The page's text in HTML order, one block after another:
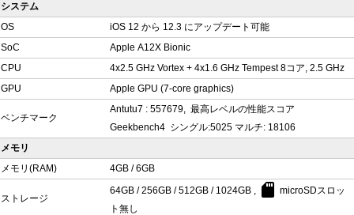
システム
OS
iOS 12 から 12.3 にアップデート可能
SoC
Apple A12X Bionic
CPU
4x2.5 GHz Vortex + 4x1.6 GHz Tempest 8コア, 2.5 GHz
GPU
Apple GPU (7-core graphics)
ベンチマーク
Antutu7 : 557679, 最高レベルの性能スコア
Geekbench4 シングル:5025 マルチ: 18106
メモリ
メモリ(RAM)
4GB / 6GB
ストレージ
64GB / 256GB / 512GB / 1024GB , sd_card microSDスロッ
ト無し